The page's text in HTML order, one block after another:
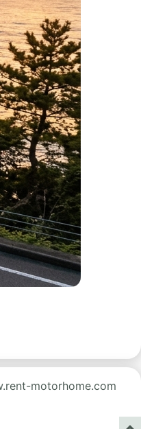
motorhome.com